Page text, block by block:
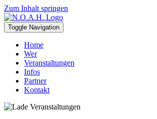
Zum Inhalt springen
Toggle Navigation
Home
Wer
Veranstaltungen
Infos
Partner
Kontakt